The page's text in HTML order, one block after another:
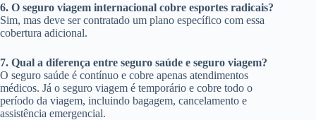
6. O seguro viagem internacional cobre esportes radicais?
Sim, mas deve ser contratado um plano específico com essa
cobertura adicional.
7. Qual a diferença entre seguro saúde e seguro viagem?
O seguro saúde é contínuo e cobre apenas atendimentos
médicos. Já o seguro viagem é temporário e cobre todo o
período da viagem, incluindo bagagem, cancelamento e
assistência emergencial.